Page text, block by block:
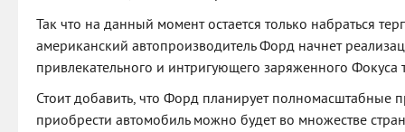
Так что на данный момент остается только набраться
американский автопроизводитель Форд начнет
привлекательного и интригующего заряженного Фокуса
Стоит добавить, что Форд планирует полномасштабные
приобрести автомобиль можно будет во множестве